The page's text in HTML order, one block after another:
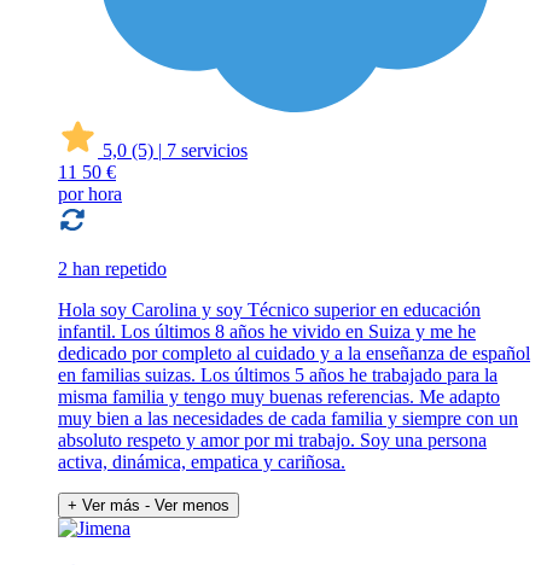
5,0 (5) | 7 servicios
11 50 €
por hora
2 han repetido
Hola soy Carolina y soy Técnico superior en educación
infantil. Los últimos 8 años he vivido en Suiza y me he
dedicado por completo al cuidado y a la enseñanza de español
en familias suizas. Los últimos 5 años he trabajado para la
misma familia y tengo muy buenas referencias. Me adapto
muy bien a las necesidades de cada familia y siempre con un
absoluto respeto y amor por mi trabajo. Soy una persona
activa, dinámica, empatica y cariñosa.
+ Ver más - Ver menos